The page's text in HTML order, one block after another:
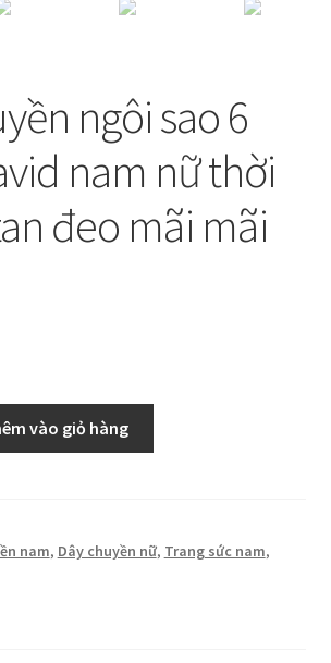
ngôi sao 6
nam nữ thời
đeo mãi mãi
vào giỏ hàng
nam, Dây chuyền nữ, Trang sức nam,